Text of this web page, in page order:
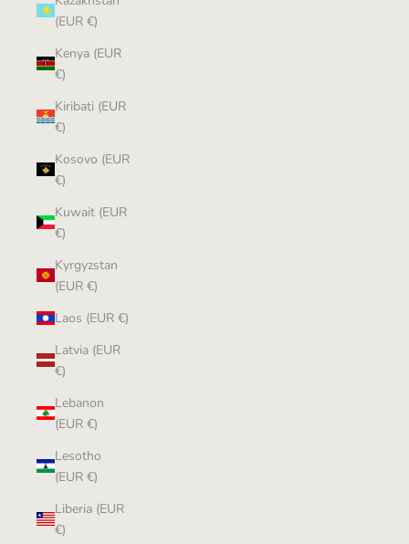
(EUR €)
Kenya (EUR
€)
Kiribati (EUR
€)
Kosovo (EUR
€)
Kuwait (EUR
€)
Kyrgyzstan
(EUR €)
Laos (EUR €)
Latvia (EUR
€)
Lebanon
(EUR €)
Lesotho
(EUR €)
Liberia (EUR
€)